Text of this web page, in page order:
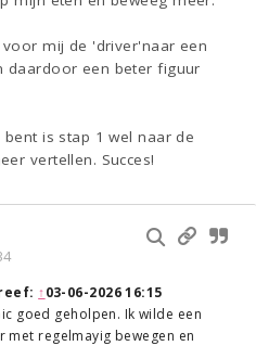
mij de 'driver'naar een
daardoor een beter figuur
is stap 1 wel naar de
vertellen. Succes!
↑03-06-2026 16:15
goed geholpen. Ik wilde een
met regelmayig bewegen en